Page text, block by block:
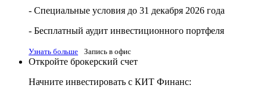
- Специальные условия до 31 декабря 2026 года
- Бесплатный аудит инвестиционного портфеля
Узнать больше Запись в офис
Откройте брокерский счет
Начните инвестировать с КИТ Финанс: